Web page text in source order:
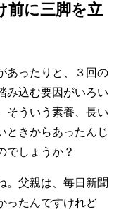
前に三脚を立
ったりと、３回の
み込む要因がいろい
そういう素養、長い
ときからあったんじ
でしょうか？
。父親は、毎日新聞
ったんですけれど